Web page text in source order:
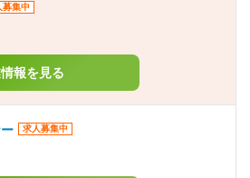
募集中
報を見る
求人募集中